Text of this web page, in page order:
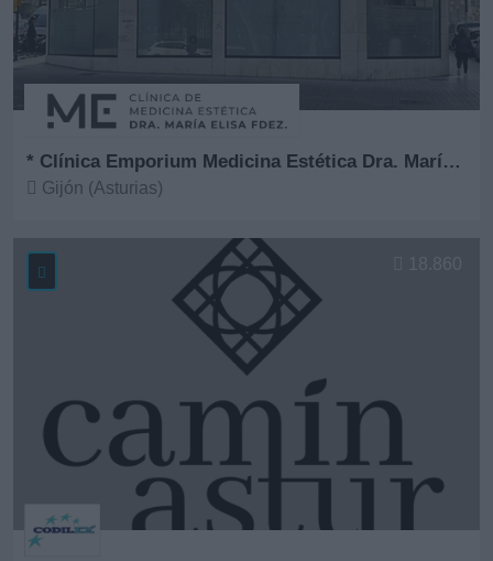
* Clínica Emporium Medicina Estética Dra. María Elisa Fernández
Gijón (Asturias)